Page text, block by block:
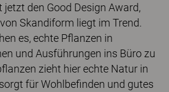
den Good Design Award,
Skandiform liegt im Trend.
es, echte Pflanzen in
und Ausführungen ins Büro zu
zieht hier echte Natur in
für Wohlbefinden und gutes